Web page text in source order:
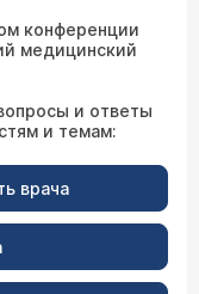
конференции
медицинский
и ответы
и темам:
врача